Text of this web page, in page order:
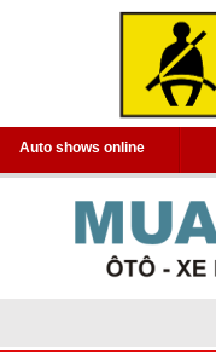
Auto shows online